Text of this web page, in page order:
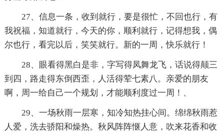
27、信息一条，收到就行，要是很忙，不回也行，有
我祝福，知道就行，今天的你，顺利就行，记得想我，偶
尔也行，看完以后，笑笑就行。新的一周，快乐就行！
28、眼看得黑白是非，字写得凤舞龙飞，话说得颠三
到四，路走得东倒西歪，人活得荤七素八。亲爱的朋友
啊，周一给自己一个规划，才能顺利度过一周！、
29、一场秋雨一层寒，知冷知热挂心间。绵绵秋雨惹
人爱，洗去骄阳和燥热。秋风阵阵惬人意，吹来花香和收